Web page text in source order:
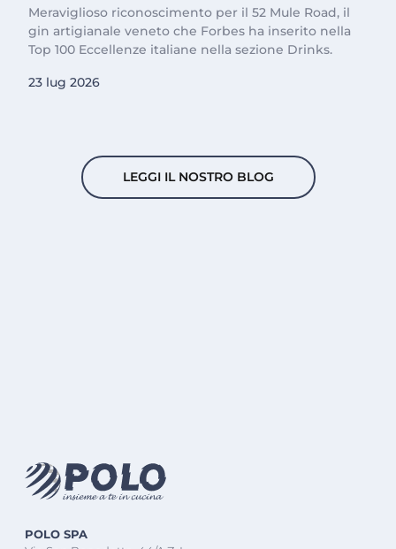
Meraviglioso riconoscimento per il 52 Mule Road, il
gin artigianale veneto che Forbes ha inserito nella
Top 100 Eccellenze italiane nella sezione Drinks.
23 lug 2026
LEGGI IL NOSTRO BLOG
POLO SPA